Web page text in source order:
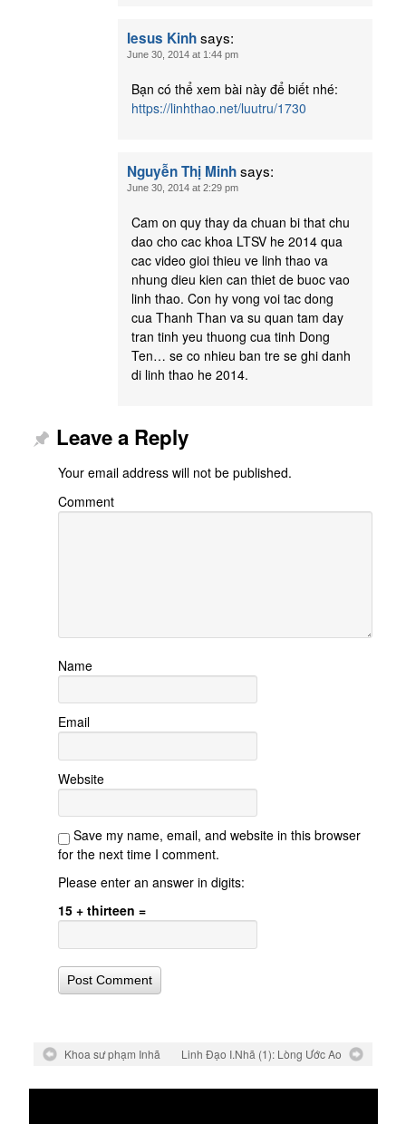
Iesus Kinhsays:
June 30, 2014 at 1:44 pm
Bạn có thể xem bài này để biết nhé:
https://linhthao.net/luutru/1730
Nguyễn Thị Minhsays:
June 30, 2014 at 2:29 pm
Cam on quy thay da chuan bi that chu
dao cho cac khoa LTSV he 2014 qua
cac video gioi thieu ve linh thao va
nhung dieu kien can thiet de buoc vao
linh thao. Con hy vong voi tac dong
cua Thanh Than va su quan tam day
tran tinh yeu thuong cua tinh Dong
Ten… se co nhieu ban tre se ghi danh
di linh thao he 2014.
Leave a Reply
Your email address will not be published.
Comment
Name
Email
Website
Save my name, email, and website in this browser
for the next time I comment.
Please enter an answer in digits:
15 + thirteen =
Khoa sư phạm Inhã Linh Đạo I.Nhã (1): Lòng Ước Ao